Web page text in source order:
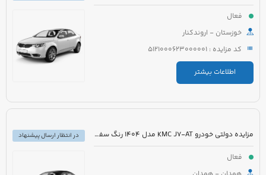
فعال
خوزستان - اروندکنار
کد مزایده : 5121000623000001
اطلاعات بیشتر
مزایده دولتی خودرو KMC J7-AT مدل 1404 رنگ سفید
فعال
در انتظار ارسال پیشنهاد